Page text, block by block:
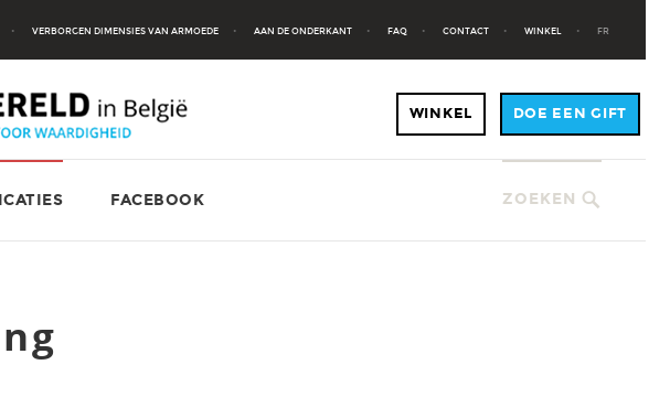
VERBORGEN DIMENSIES VAN ARMOEDE AAN DE ONDERKANT FAQ CONTACT WINKEL FR
ZOEKEN
FACEBOOK